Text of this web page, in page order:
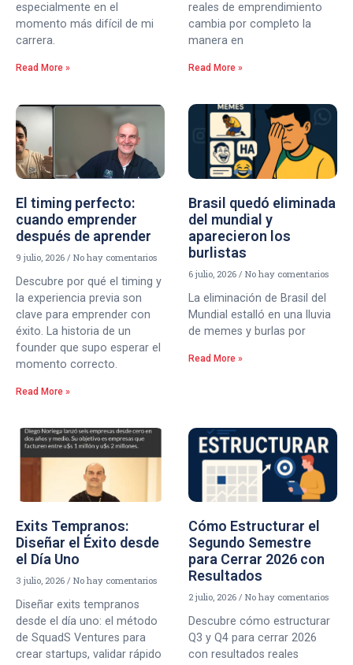
especialmente en el
momento más difícil de mi
carrera.
Read More »
reales de emprendimiento
cambia por completo la
manera en
Read More »
El timing perfecto:
cuando emprender
después de aprender
9 julio, 2026 No hay comentarios
Descubre por qué el timing y
la experiencia previa son
clave para emprender con
éxito. La historia de un
founder que supo esperar el
momento correcto.
Read More »
Brasil quedó eliminada
del mundial y
aparecieron los
burlistas
6 julio, 2026 No hay comentarios
La eliminación de Brasil del
Mundial estalló en una lluvia
de memes y burlas por
Read More »
Exits Tempranos:
Diseñar el Éxito desde
el Día Uno
3 julio, 2026 No hay comentarios
Diseñar exits tempranos
desde el día uno: el método
de SquadS Ventures para
crear startups, validar rápido
Cómo Estructurar el
Segundo Semestre
para Cerrar 2026 con
Resultados
2 julio, 2026 No hay comentarios
Descubre cómo estructurar
Q3 y Q4 para cerrar 2026
con resultados reales